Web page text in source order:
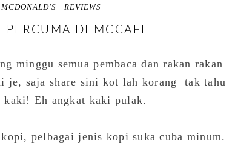
MCDONALD'S REVIEWS
PERCUMA DI MCCAFE
minggu semua pembaca dan rakan rakan
je, saja share sini kot lah korang tak tahu
kaki! Eh angkat kaki pulak.
pelbagai jenis kopi suka cuba minum.